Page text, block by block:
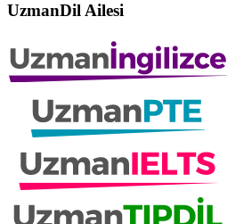
UzmanDil Ailesi